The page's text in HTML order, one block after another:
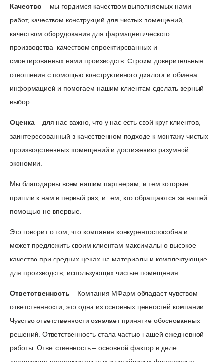
Качество – мы гордимся качеством выполняемых нами
работ, качеством конструкций для чистых помещений,
качеством оборудования для фармацевтического
производства, качеством спроектированных и
смонтированных нами производств. Строим доверительные
отношения с помощью конструктивного диалога и обмена
информацией и помогаем нашим клиентам сделать верный
выбор.
Оценка – для нас важно, что у нас есть свой круг клиентов,
заинтересованный в качественном подходе к монтажу чистых
производственных помещений и достижению разумной
экономии.
Мы благодарны всем нашим партнерам, и тем которые
пришли к нам в первый раз, и тем, кто обращаются за нашей
помощью не впервые.
Это говорит о том, что компания конкурентоспособна и
может предложить своим клиентам максимально высокое
качество при средних ценах на материалы и комплектующие
для производств, использующих чистые помещения.
Ответственность – Компания МФарм обладает чувством
ответственности, это одна из основных ценностей компании.
Чувство ответственности означает принятие обоснованных
решений. Ответственность стала частью нашей ежедневной
работы. Ответственность – основной фактор в деле